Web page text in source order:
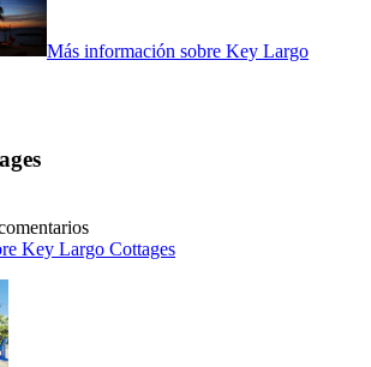
Más información sobre Key Largo
Key Largo Cottages